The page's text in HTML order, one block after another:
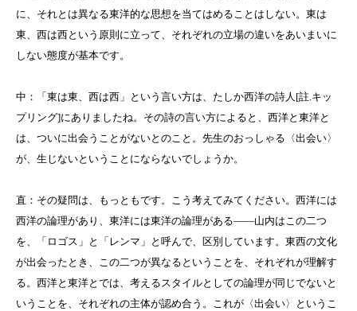
に、それとは異なる東洋的な思想を当てはめることはしない。東は
東、西は西という原則に立って、それぞれの立場の違いをあいまいに
しない態度が基本です。
中：「東は東、西は西」という言い方は、たしか西洋の詩人 [註.キッ
プリング]にありましたね。その詩の言い方によると、西洋と東洋と
は、ついに出会うことがないとのこと。先生のおっしゃる〈出会い〉
が、生じないということにならないでしょうか。
直：その疑問は、もっともです。こう考えてみてください。西洋には
西洋の論理があり、東洋には東洋の論理がある――山内はこの二つ
を、「ロゴス」と「レンマ」と呼んで、区別しています。東西の文化
が出会ったとき、この二つが異なるということを、それぞれが理解す
る。西洋と東洋とでは、考えるスタイルとしての論理が同じでないと
いうことを、それぞれの主体が認め合う。これが〈出会い〉というこ